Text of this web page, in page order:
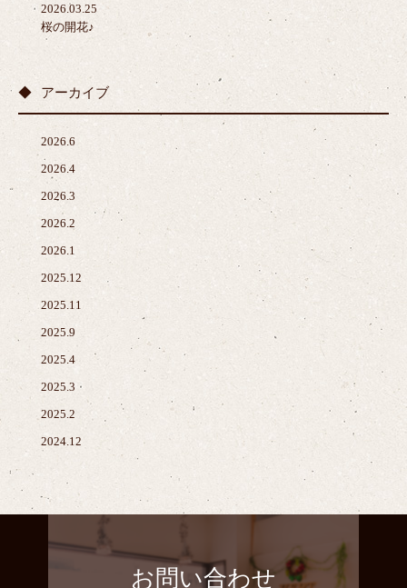
2026.03.25
桜の開花♪
アーカイブ
2026.6
2026.4
2026.3
2026.2
2026.1
2025.12
2025.11
2025.9
2025.4
2025.3
2025.2
2024.12
お問い合わせ